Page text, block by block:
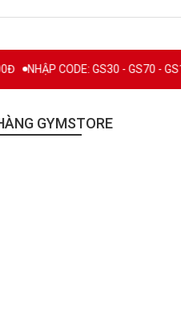
CODE: GS30 - GS70 - GS100
GYMSTORE